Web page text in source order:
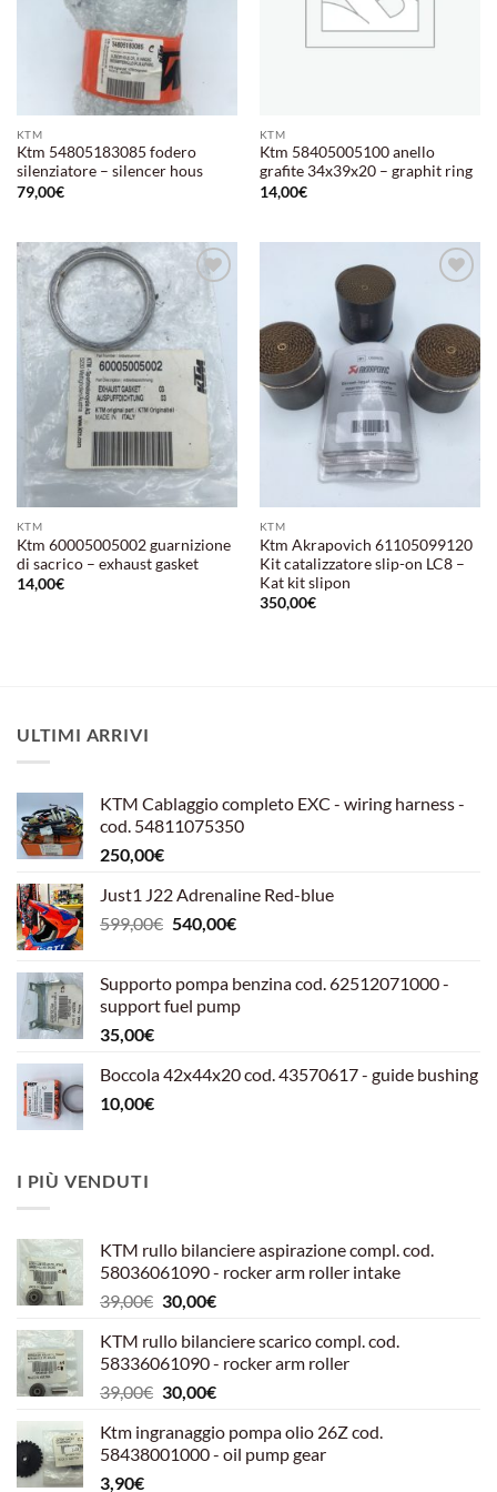
KTM
Ktm 54805183085 fodero
silenziatore – silencer hous
79,00€
KTM
Ktm 58405005100 anello
grafite 34x39x20 – graphit ring
14,00€
Aggiungi
alla lista
desideri
KTM
Ktm 60005005002 guarnizione
di sacrico – exhaust gasket
14,00€
dei
desideri
KTM
Ktm Akrapovich 61105099120
Kit catalizzatore slip-on LC8 –
Kat kit slipon
350,00€
ULTIMI ARRIVI
KTM Cablaggio completo EXC - wiring harness -
cod. 54811075350
250,00€
Just1 J22 Adrenaline Red-blue
599,00€ Il
era:
599,00€.
540,00€Il
è:
540,00€.
Supporto pompa benzina cod. 62512071000 -
support fuel pump
35,00€
Boccola 42x44x20 cod. 43570617 - guide bushing
10,00€
I PIÙ VENDUTI
KTM rullo bilanciere aspirazione compl. cod.
58036061090 - rocker arm roller intake
39,00€ Il
originale
era:
39,00€.
30,00€Il
attuale
è:
30,00€.
KTM rullo bilanciere scarico compl. cod.
58336061090 - rocker arm roller
39,00€ Il
originale
era:
30,00€Il
attuale
è:
Ktm ingranaggio pompa olio 26Z cod.
58438001000 - oil pump gear
3,90€